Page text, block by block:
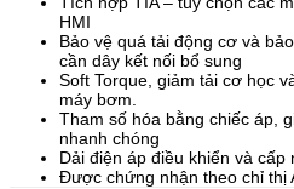
HMI
Bảo vệ quá tải động cơ và
cần dây kết nối bổ sung
Soft Torque, giảm tải cơ học
máy bơm.
Tham số hóa bằng chiếc áp,
nhanh chóng
Dải điện áp điều khiển và cấp
Được chứng nhận theo chỉ thị